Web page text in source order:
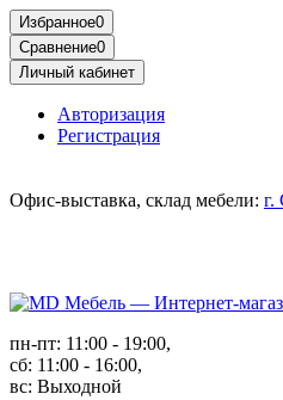
Избранное0
Сравнение0
Личный кабинет
Авторизация
Регистрация
Офис-выставка, склад мебели: г.
пн-пт: 11:00 - 19:00,
сб: 11:00 - 16:00,
вс: Выходной